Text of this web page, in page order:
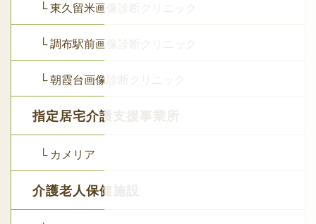
└ 東久留米画像診断クリニック
└ 調布駅前画像診断クリニック
└ 朝霞台画像診断クリニック
指定居宅介護支援事業所
└ カメリア
介護老人保健施設